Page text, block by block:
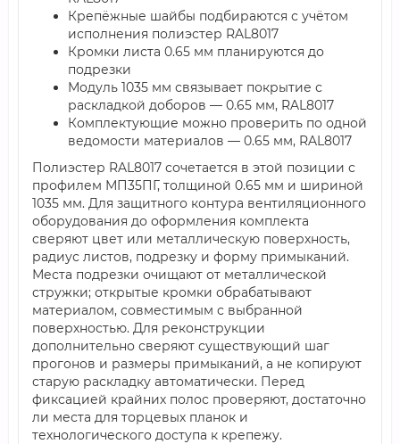
Крепёжные шайбы подбираются с учётом
исполнения полиэстер RAL8017
Кромки листа 0.65 мм планируются до
подрезки
Модуль 1035 мм связывает покрытие с
раскладкой доборов — 0.65 мм, RAL8017
Комплектующие можно проверить по одной
ведомости материалов — 0.65 мм, RAL8017
Полиэстер RAL8017 сочетается в этой позиции с
профилем МП35ПГ, толщиной 0.65 мм и шириной
1035 мм. Для защитного контура вентиляционного
оборудования до оформления комплекта
сверяют цвет или металлическую поверхность,
радиус листов, подрезку и форму примыканий.
Места подрезки очищают от металлической
стружки; открытые кромки обрабатывают
материалом, совместимым с выбранной
поверхностью. Для реконструкции
дополнительно сверяют существующий шаг
прогонов и размеры примыканий, а не копируют
старую раскладку автоматически. Перед
фиксацией крайних полос проверяют, достаточно
ли места для торцевых планок и
технологического доступа к крепежу.